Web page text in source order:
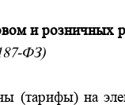
и розничных
ФЗ)
(тарифы) на